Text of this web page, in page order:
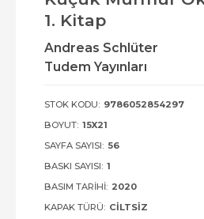
1. Kitap
Andreas Schlüter
Tudem Yayınları
STOK KODU: 9786052854297
BOYUT: 15X21
SAYFA SAYISI: 56
BASKI SAYISI: 1
BASIM TARIHI: 2020
KAPAK TÜRÜ: CILTSIZ